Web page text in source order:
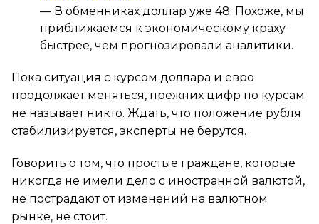
— В обменниках доллар уже 48. Похоже, мы
приближаемся к экономическому краху
быстрее, чем прогнозировали аналитики.
Пока ситуация с курсом доллара и евро
продолжает меняться, прежних цифр по курсам
не называет никто. Ждать, что положение рубля
стабилизируется, эксперты не берутся.
Говорить о том, что простые граждане, которые
никогда не имели дело с иностранной валютой,
не пострадают от изменений на валютном
рынке, не стоит.